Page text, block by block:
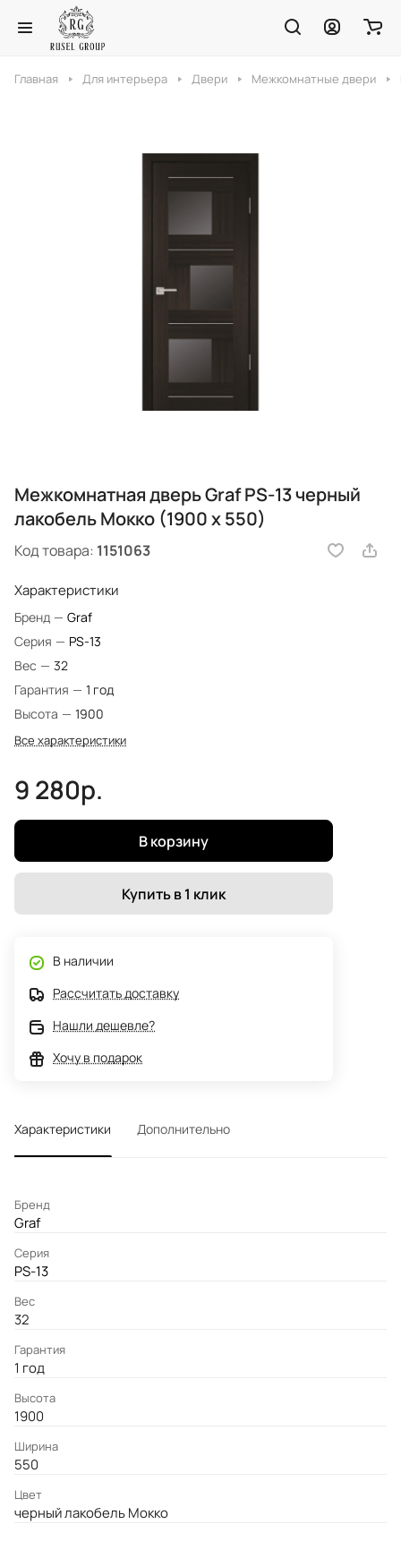
Главная Для интерьера Двери Межкомнатные двери
Межкомнатная дверь Graf PS-13 черный
лакобель Мокко (1900 х 550)
Код товара: 1151063
Характеристики
Бренд — Graf
Серия — PS-13
Вес — 32
Гарантия — 1 год
Высота — 1900
Все характеристики
9 280р.
В корзину
Купить в 1 клик
В наличии
Рассчитать доставку
Нашли дешевле?
Хочу в подарок
Характеристики Дополнительно
Бренд
Graf
Серия
PS-13
Вес
32
Гарантия
1 год
Высота
1900
Ширина
550
Цвет
черный лакобель Мокко